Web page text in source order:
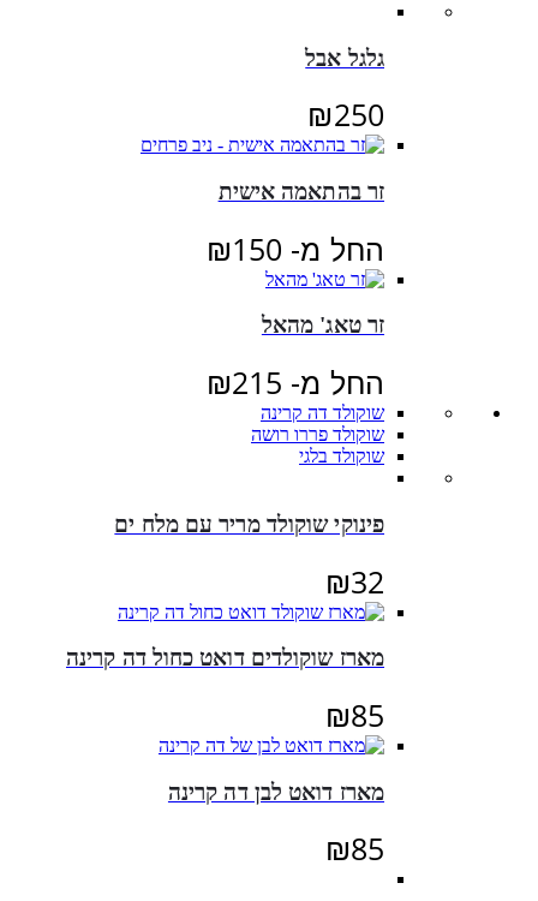
גלגל אבל
₪250
זר בהתאמה אישית
החל מ- ₪150
זר טאג' מהאל
החל מ- ₪215
שוקולד דה קרינה
שוקולד פררו רושה
שוקולד בלגי
פינוקי שוקולד מריר עם מלח ים
₪32
מארז שוקולדים דואט כחול דה קרינה
₪85
מארז דואט לבן דה קרינה
₪85